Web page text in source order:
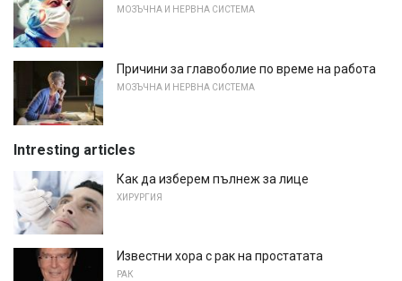
МОЗЪЧНА И НЕРВНА СИСТЕМА
Причини за главоболие по време на работа
МОЗЪЧНА И НЕРВНА СИСТЕМА
Intresting articles
Как да изберем пълнеж за лице
ХИРУРГИЯ
Известни хора с рак на простатата
РАК